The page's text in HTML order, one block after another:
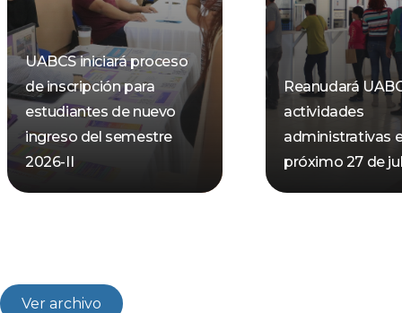
UABCS iniciará proceso
de inscripción para
estudiantes de nuevo
ingreso del semestre
2026-II
Reanudará
actividades
administrativas
próximo 27 de
Ver archivo